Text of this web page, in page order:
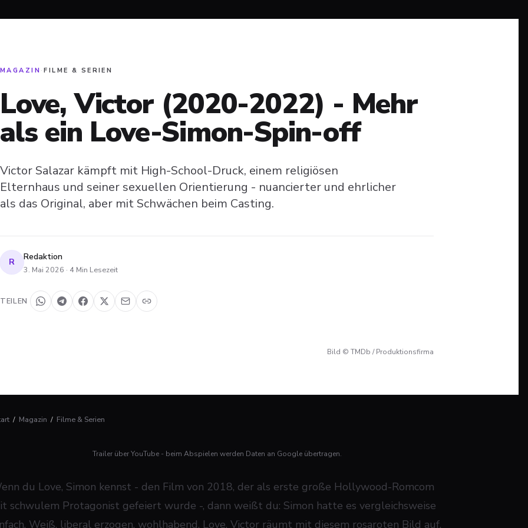
MAGAZIN ·FILME & SERIEN
Love, Victor (2020-2022) - Mehr
als ein Love-Simon-Spin-off
Victor Salazar kämpft mit High-School-Druck, einem religiösen
Elternhaus und seiner sexuellen Orientierung - nuancierter und ehrlicher
als das Original, aber mit Schwächen beim Casting.
R Redaktion
3. Mai 2026 · 4 Min Lesezeit
TEILEN
Bild © TMDb / Produktionsfirma
/ Magazin / Filme & Serien
Trailer über YouTube - beim Abspielen werden Daten an Google übertragen.
du Love, Simon kennst - den Film von 2018, der als erste große Hollywood-Romcom
schwulem Protagonist gefeiert wurde -, dann weißt du: Simon hatte es vergleichsweise
Weiß, liberal erzogen, wohlhabend. Love, Victor räumt mit diesem rosaroten Bild auf.